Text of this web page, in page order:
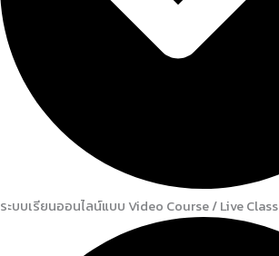
ระบบเรียนออนไลน์แบบ Video Course / Live Class